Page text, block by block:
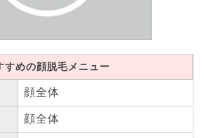
すめの顔脱毛メニュー
顔全体
顔全体